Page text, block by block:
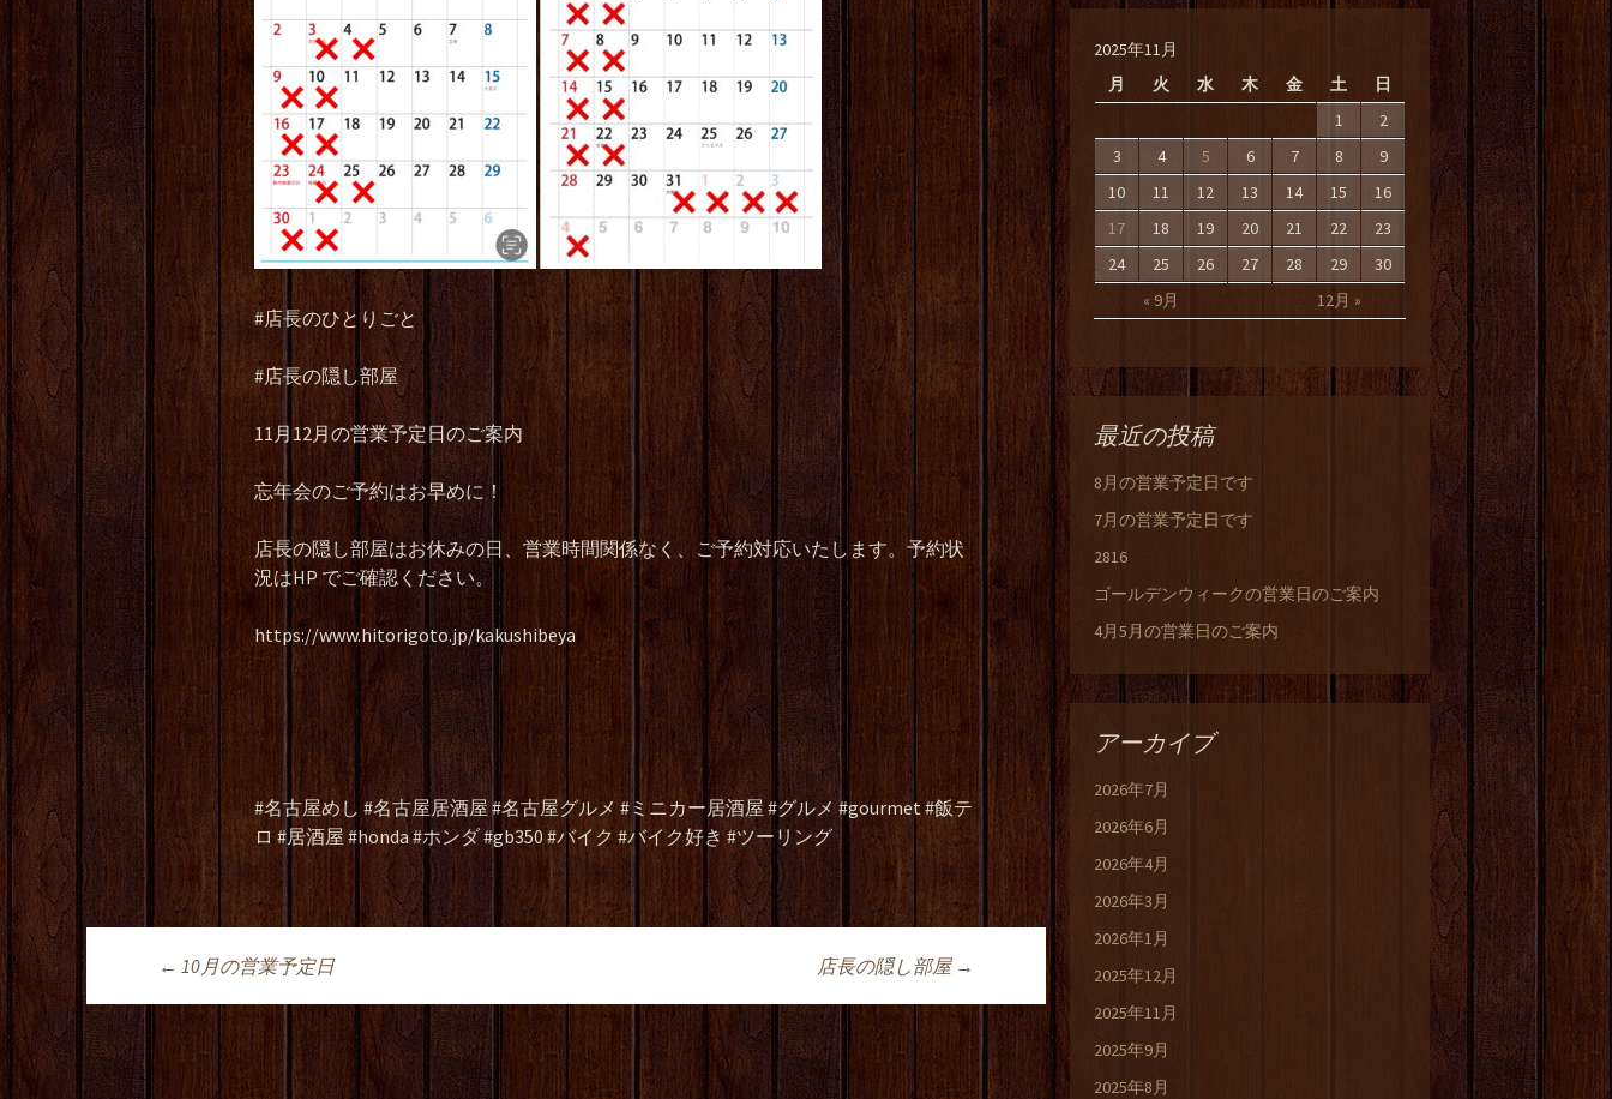
#店長のひとりごと
#店長の隠し部屋
11月12月の営業予定日のご案内
忘年会のご予約はお早めに！
店長の隠し部屋はお休みの日、営業時間関係なく、ご予約対応いたします。予約状
況はHP でご確認ください。
https://www.hitorigoto.jp/kakushibeya
#名古屋めし #名古屋居酒屋 #名古屋グルメ #ミニカー居酒屋 #グルメ #gourmet #飯テ
ロ #居酒屋 #honda #ホンダ #gb350 #バイク #バイク好き #ツーリング
投稿ナビゲーション
← 10月の営業予定日 店長の隠し部屋 →
2025年11月
月
火 水 木 金 土 日
« 9月 12月 »
1
2
3
4 5 6 7 8
9
10
11 12 13 14 15
16
17
18 19 20 21 22
23
24
25 26 27 28 29 30
最近の投稿
8月の営業予定日です
7月の営業予定日です
2816
ゴールデンウィークの営業日のご案内
4月5月の営業日のご案内
アーカイブ
2026年7月
2026年6月
2026年4月
2026年3月
2026年1月
2025年12月
2025年11月
2025年9月
2025年8月